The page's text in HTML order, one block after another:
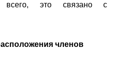
всего, это связано с
членов